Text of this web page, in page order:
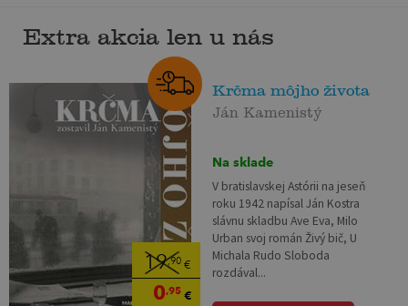
Extra akcia len u nás
19,90€
0,95€
Krčma môjho života
Ján Kamenistý
Na sklade
V bratislavskej Astórii na jeseň
roku 1942 napísal Ján Kostra
slávnu skladbu Ave Eva, Milo
Urban svoj román Živý bič, U
Michala Rudo Sloboda
rozdával...